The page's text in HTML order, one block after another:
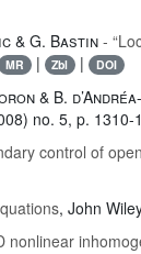
& G. Bastin-
MR | Zbl | DOI
& B.
no. 5, p. 1310-
control of
, John
nonlinear